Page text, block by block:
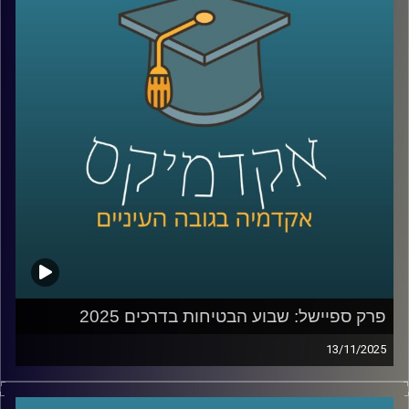
Core-4, שמתאר את ארבעת העוגנים הקריטיים להצלחת
מיזמים וגם של מדינות.
במהלך הפרק נצלול לתוך תהליכי צמיחה, בניית חזון, ניהול
בתקופות של אי-ודאות, יציאה מנקודת מבט של הישרדות
קרדיט תמונות:AudioVersity
פרק ספיישל: שבוע הבטיחות בדרכים 2025
13/11/2025
מאז תחילת מלחמת חרבות ברזל, מדינת ישראל ספגה אובדן
עצום – 1,988 הרוגים מאז ה-7 באוקטובר 2023. אבל בתוך